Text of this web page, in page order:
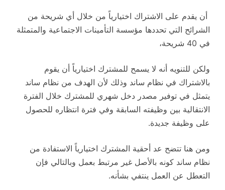
أن يقدم على الاشتراك اختيارياً من خلال أي شريحة من
الشرائح التي تحددها مؤسسة التأمينات الاجتماعية والمتمثلة
في 40 شريحة،
ولكن للتنويه أنه لا يسمح للمشترك اختيارياً أن يقوم
بالاشتراك في نظام ساند وذلك لأن الهدف من نظام ساند
يتمثل في توفير مصدر دخل شهري للمشترك خلال الفترة
الانتقالية بين وظيفته السابقة وفي فترة انتظاره للحصول
على وظيفة جديدة.
ومن هنا تتضح عد أحقية المشترك اختيارياً الاستفادة من
نظام ساند كونه بالأصل غير مرتبط بعمل وبالتالي فإن
التعطل عن العمل ينتفي بشأنه.